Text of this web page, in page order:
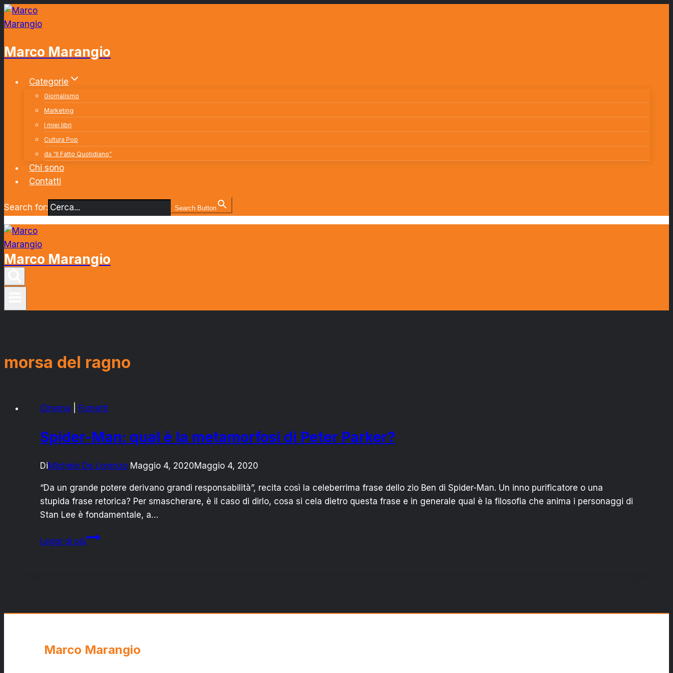
Salta
al
Marco Marangio
Categorie
Giornalismo
Marketing
I miei libri
Cultura Pop
da “Il Fatto Quotidiano”
Chi sono
Contatti
Search for: Search Button
Marco Marangio
morsa del ragno
Cinema Fumetti
Spider-Man: qual è la metamorfosi di Peter Parker?
DiMichele De Lorenzo Maggio 4, 2020Maggio 4, 2020
“Da un grande potere derivano grandi responsabilità”, recita così la celeberrima frase dello zio Ben di Spider-Man. Un inno purificatore o una
stupida frase retorica? Per smascherare, è il caso di dirlo, cosa si cela dietro questa frase e in generale qual è la filosofia che anima i personaggi di
Stan Lee è fondamentale, a…
Leggi di piùSpider-
Parker?
Marco Marangio